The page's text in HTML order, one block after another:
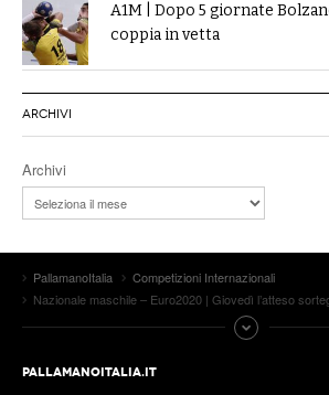
A1M | Dopo 5 giornate
coppia in vetta
ARCHIVI
Archivi
PallamanoItalia
Competizioni Internazionali
Nazionale maschile – Euro2020 | Giovedì l’atteso
PALLAMANOITALIA.IT